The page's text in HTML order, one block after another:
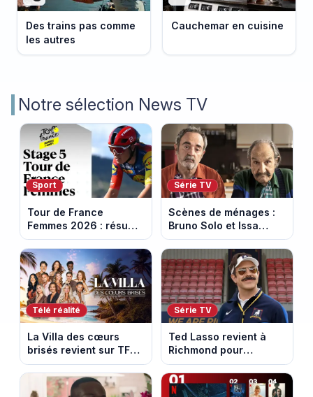
Des trains pas comme
les autres
Cauchemar en cuisine
Notre sélection News TV
Sport
Tour de France
Femmes 2026 : résumé
vidéo de la 5e étape
entre Mâcon et
Belleville-en-
Beaujolais
Série TV
Scènes de ménages :
Bruno Solo et Issa
Doumbia rejoignent la
saison 18 sur M6
Télé réalité
La Villa des cœurs
brisés revient sur TFX :
voici les candidats de
la saison 11 au Mexique
Série TV
Ted Lasso revient à
Richmond pour
entraîner une équipe
féminine dans la
saison 4